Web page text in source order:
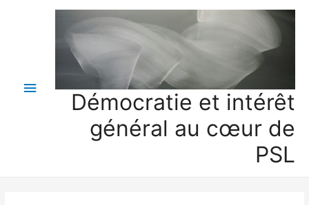
Démocratie et intérêt
général au cœur de
PSL
Menu
principal